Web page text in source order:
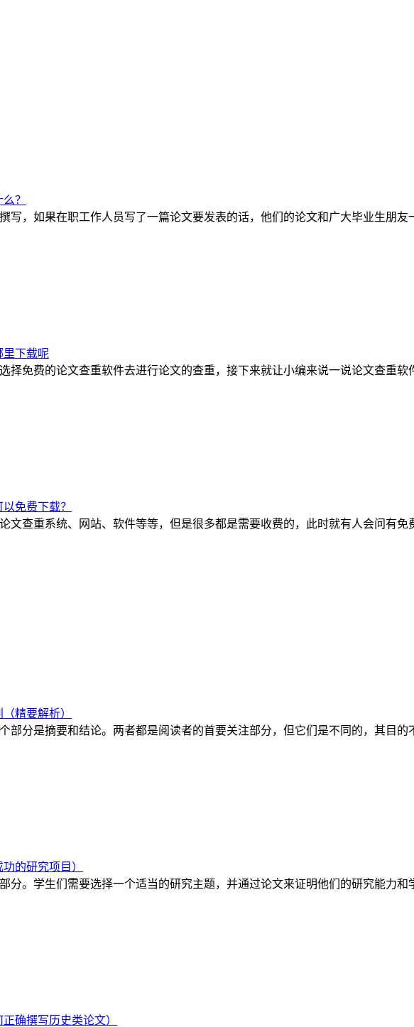
？
写，如果在职工作人员写了一篇论文要发表的话，他们的论文和广大毕业生朋友
里下载呢
免费的论文查重软件去进行论文的查重，接下来就让小编来说一说论文查重软
免费下载？
文查重系统、网站、软件等等，但是很多都是需要收费的，此时就有人会问有
精要解析）
部分是摘要和结论。两者都是阅读者的首要关注部分，但它们是不同的，其目的
的研究项目）
分。学生们需要选择一个适当的研究主题，并通过论文来证明他们的研究能力和
确撰写历史类论文）